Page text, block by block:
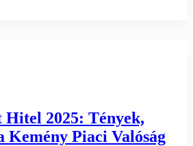
2025: Tények,
Kemény Piaci Valóság